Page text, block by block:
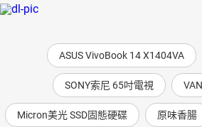
ASUS VivoBook 14 X1404VA
SONY索尼 65吋電視
Micron美光 SSD固態硬碟 原味香腸